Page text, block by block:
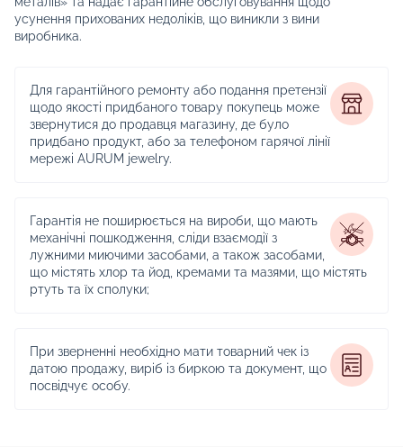
усунення прихованих недоліків, що виникли з вини
виробника.
Для гарантійного ремонту або подання претензії
щодо якості придбаного товару покупець може
звернутися до продавця магазину, де було
придбано продукт, або за телефоном гарячої лінії
мережі AURUM jewelry.
Гарантія не поширюється на вироби, що мають
механічні пошкодження, сліди взаємодії з
лужними миючими засобами, а також засобами,
що містять хлор та йод, кремами та мазями, що містять
ртуть та їх сполуки;
При зверненні необхідно мати товарний чек із
датою продажу, виріб із биркою та документ, що
посвідчує особу.